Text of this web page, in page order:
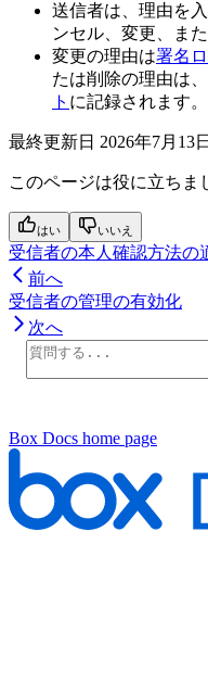
送信者は、理由を
ンセル、変更、ま
変更の理由は署名
たは削除の理由は、
ト に記録されます。
最終更新日 2026年7月13日
このページは役に立ちま
はい いいえ
受信者の本人確認方法の
前へ
受信者の管理の有効化
次へ
Box Docs home page